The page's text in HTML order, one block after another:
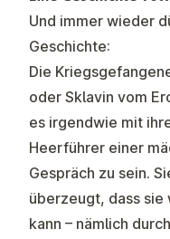
Und immer wieder
Geschichte:
Die
oder Sklavin vom
es irgendwie mit
Heerführer einer
Gespräch zu sein.
überzeugt, dass
kann – nämlich